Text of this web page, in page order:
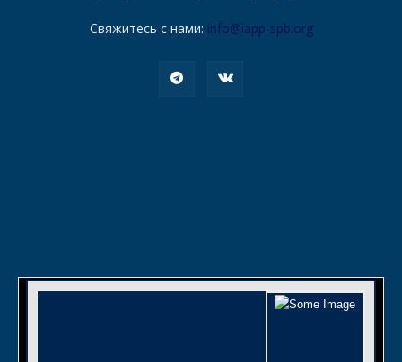
Свяжитесь с нами: info@iapp-spb.org